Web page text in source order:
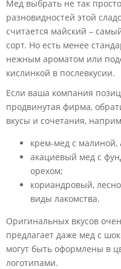
Мед выбрать не так
разновидностей этой
считается майский –
сорт. Но есть менее
нежным ароматом или
кислинкой в послевкусии.
Если ваша компания
продвинутая фирма,
вкусы и сочетания,
крем-мед с
акациевый мед с
орехом;
кориандровый,
виды лакомства.
Оригинальных вкусов
предлагает даже мед с
могут быть оформлены в
логотипами.